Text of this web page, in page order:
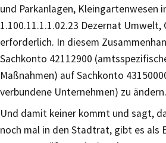
und Parkanlagen, Kleingartenwesen
1.100.11.1.1.02.23 Dezernat Umwelt,
erforderlich. In diesem
Sachkonto 42112900
Maßnahmen) auf Sachkonto
verbundene Unternehmen) zu
Und damit keiner kommt und sagt,
noch mal in den Stadtrat, gibt es als